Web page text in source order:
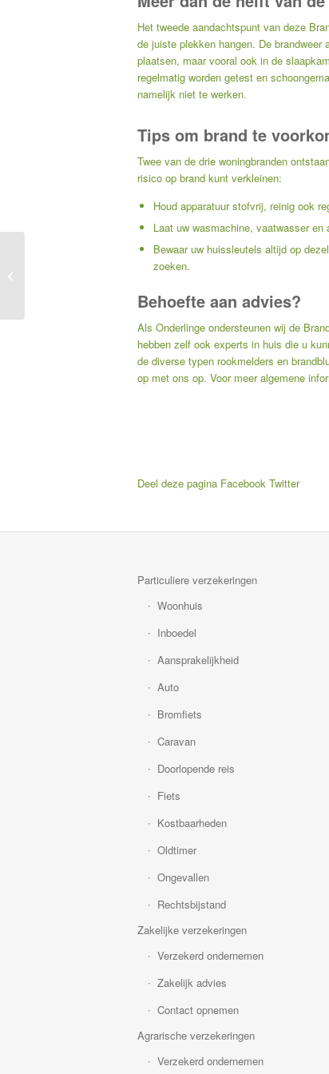
Het tweede aandachtspunt van deze
de juiste plekken hangen. De
plaatsen, maar vooral ook in de
regelmatig worden getest en
namelijk niet te werken.
Tips om brand te
Twee van de drie woningbranden
risico op brand kunt verkleinen:
Houd apparatuur stofvrij, reinig ook
Laat uw wasmachine, vaatwasser
Bewaar uw huissleutels altijd op
zoeken.
Behoefte aan advies?
Als Onderlinge ondersteunen wij de
hebben zelf ook experts in huis die u
de diverse typen rookmelders en
op met ons op. Voor meer algemene
Deel deze pagina Facebook Twitter
Particuliere verzekeringen
Woonhuis
Inboedel
Aansprakelijkheid
Auto
Bromfiets
Caravan
Doorlopende reis
Fiets
Kostbaarheden
Oldtimer
Ongevallen
Rechtsbijstand
Zakelijke verzekeringen
Verzekerd ondernemen
Zakelijk advies
Contact opnemen
Agrarische verzekeringen
Verzekerd ondernemen